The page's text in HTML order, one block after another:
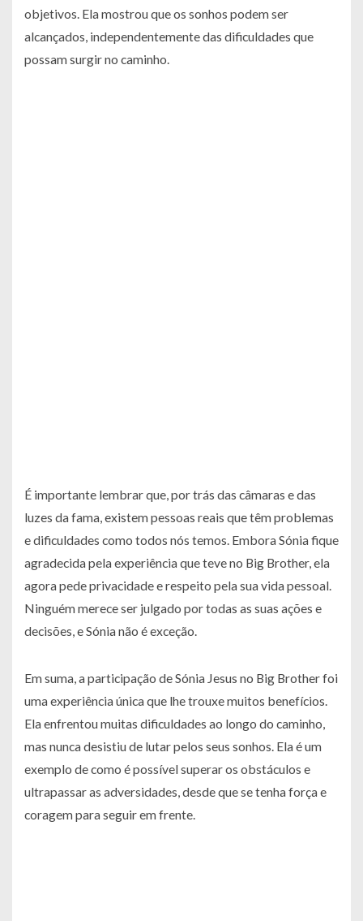
objetivos. Ela mostrou que os sonhos podem ser
alcançados, independentemente das dificuldades que
possam surgir no caminho.
É importante lembrar que, por trás das câmaras e das
luzes da fama, existem pessoas reais que têm problemas
e dificuldades como todos nós temos. Embora Sónia fique
agradecida pela experiência que teve no Big Brother, ela
agora pede privacidade e respeito pela sua vida pessoal.
Ninguém merece ser julgado por todas as suas ações e
decisões, e Sónia não é exceção.
Em suma, a participação de Sónia Jesus no Big Brother foi
uma experiência única que lhe trouxe muitos benefícios.
Ela enfrentou muitas dificuldades ao longo do caminho,
mas nunca desistiu de lutar pelos seus sonhos. Ela é um
exemplo de como é possível superar os obstáculos e
ultrapassar as adversidades, desde que se tenha força e
coragem para seguir em frente.